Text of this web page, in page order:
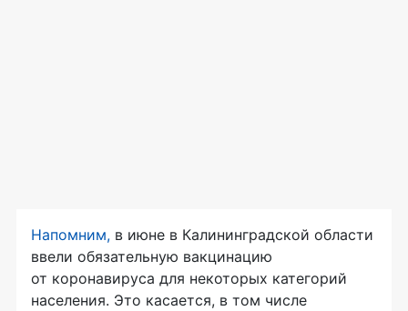
Напомним, в июне в Калининградской области
ввели обязательную вакцинацию
от коронавируса для некоторых категорий
населения. Это касается, в том числе